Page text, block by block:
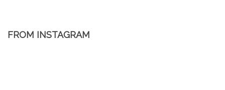
FROM INSTAGRAM